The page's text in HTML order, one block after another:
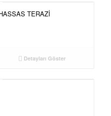
TERAZİ
Detayları Göster